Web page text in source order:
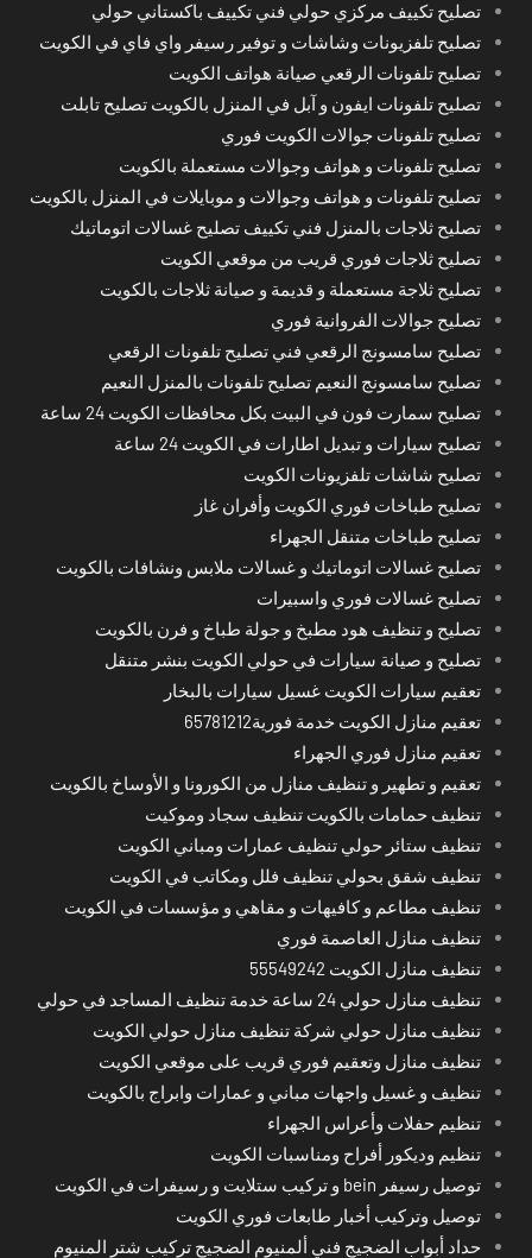
تصليح تكييف مركزي حولي فني تكييف باكستاني حولي
تصليح تلفزيونات وشاشات و توفير رسيفر واي فاي في الكويت
تصليح تلفونات الرقعي صيانة هواتف الكويت
تصليح تلفونات ايفون و آبل في المنزل بالكويت تصليح تابلت
تصليح تلفونات جوالات الكويت فوري
تصليح تلفونات و هواتف وجوالات مستعملة بالكويت
تصليح تلفونات و هواتف وجوالات و موبايلات في المنزل بالكويت
تصليح ثلاجات بالمنزل فني تكييف تصليح غسالات اتوماتيك
تصليح ثلاجات فوري قريب من موقعي الكويت
تصليح ثلاجة مستعملة و قديمة و صيانة ثلاجات بالكويت
تصليح جوالات الفروانية فوري
تصليح سامسونج الرقعي فني تصليح تلفونات الرقعي
تصليح سامسونج النعيم تصليح تلفونات بالمنزل النعيم
تصليح سمارت فون في البيت بكل محافظات الكويت 24 ساعة
تصليح سيارات و تبديل اطارات في الكويت 24 ساعة
تصليح شاشات تلفزيونات الكويت
تصليح طباخات فوري الكويت وأفران غاز
تصليح طباخات متنقل الجهراء
تصليح غسالات اتوماتيك و غسالات ملابس ونشافات بالكويت
تصليح غسالات فوري واسبيرات
تصليح و تنظيف هود مطبخ و جولة طباخ و فرن بالكويت
تصليح و صيانة سيارات في حولي الكويت بنشر متنقل
تعقيم سيارات الكويت غسيل سيارات بالبخار
تعقيم منازل الكويت خدمة فورية65781212
تعقيم منازل فوري الجهراء
تعقيم و تطهير و تنظيف منازل من الكورونا و الأوساخ بالكويت
تنظيف حمامات بالكويت تنظيف سجاد وموكيت
تنظيف ستائر حولي تنظيف عمارات ومباني الكويت
تنظيف شقق بحولي تنظيف فلل ومكاتب في الكويت
تنظيف مطاعم و كافيهات و مقاهي و مؤسسات في الكويت
تنظيف منازل العاصمة فوري
تنظيف منازل الكويت 55549242
تنظيف منازل حولي 24 ساعة خدمة تنظيف المساجد في حولي
تنظيف منازل حولي شركة تنظيف منازل حولي الكويت
تنظيف منازل وتعقيم فوري قريب على موقعي الكويت
تنظيف و غسيل واجهات مباني و عمارات وابراج بالكويت
تنظيم حفلات وأعراس الجهراء
تنظيم وديكور أفراح ومناسبات الكويت
توصيل رسيفر bein و تركيب ستلايت و رسيفرات في الكويت
توصيل وتركيب أخبار طابعات فوري الكويت
حداد أبواب الضجيج فني ألمنيوم الضجيج تركيب شتر المنيوم